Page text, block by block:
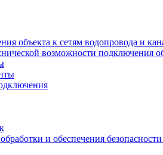
объекта к сетям водопровода и
возможности подключения
и обеспечения